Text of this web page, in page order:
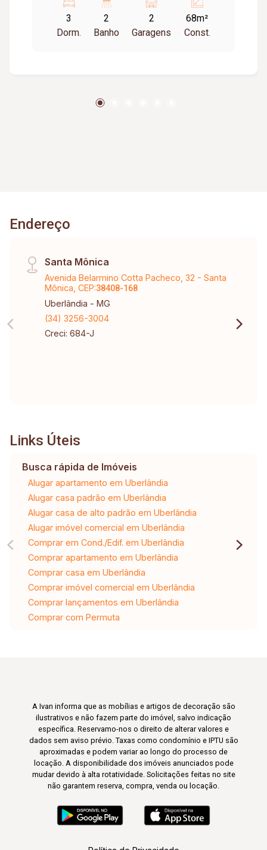
Bicicletario. Hall de entrada mobiliada. 2
elevadores. Salão de festas. Circuito de
câmeras e alarmes em todas as entradas.
3
Dorm.
2
Banho
2
Garagens
68m²
Const.
Endereço
Santa Mônica
Avenida Belarmino Cotta Pacheco, 32 - Santa
Mônica, CEP:38408-168
Uberlândia - MG
(34) 3256-3004
Creci: 684-J
Links Úteis
Busca rápida de Imóveis
Alugar apartamento em Uberlândia
Alugar casa padrão em Uberlândia
Alugar casa de alto padrão em Uberlândia
Alugar imóvel comercial em Uberlândia
Comprar em Cond./Edif. em Uberlândia
Comprar apartamento em Uberlândia
Comprar casa em Uberlândia
Comprar imóvel comercial em Uberlândia
Comprar lançamentos em Uberlândia
Comprar com Permuta
A Ivan informa que as mobílias e artigos de decoração são
ilustrativos e não fazem parte do imóvel, salvo indicação
específica. Reservamo-nos o direito de alterar valores e
dados sem aviso prévio. Taxas como condomínio e IPTU são
aproximadas e podem variar ao longo do processo de
locação. A disponibilidade dos imóveis anunciados pode
mudar devido à alta rotatividade. Solicitações feitas no site
não garantem reserva, compra, venda ou locação.